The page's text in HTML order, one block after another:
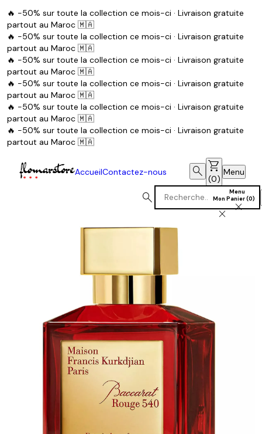
🔥 -50% sur toute la collection ce mois-ci · Livraison gratuite
partout au Maroc 🇲🇦
🔥 -50% sur toute la collection ce mois-ci · Livraison gratuite
partout au Maroc 🇲🇦
🔥 -50% sur toute la collection ce mois-ci · Livraison gratuite
partout au Maroc 🇲🇦
🔥 -50% sur toute la collection ce mois-ci · Livraison gratuite
partout au Maroc 🇲🇦
🔥 -50% sur toute la collection ce mois-ci · Livraison gratuite
partout au Maroc 🇲🇦
🔥 -50% sur toute la collection ce mois-ci · Livraison gratuite
partout au Maroc 🇲🇦
AccueilContactez-nous
search
search
shopping_cart
(0)
Mon Panier(0)
close
Menu
Menu
close